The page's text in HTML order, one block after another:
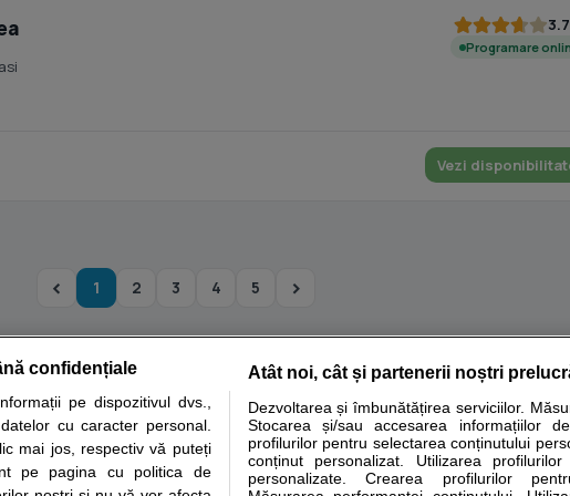
3.7
Programare
Vezi
1 2 3 4 5
Interpretare analize Specialitati medicale
orice alte informatii despre sanatate disponibile pe sfatulmedicului.ro au scop informativ si
si analizelor medicale. Va sfatuim, ca pe langa informatia primita pe sfatulmedicului.ro
in sistemul de programari la medic Clickmed.
confidențiale
pe dispozitivul dvs.,
cu caracter personal.
mai jos, respectiv vă puteți
pe pagina cu politica de
Atât noi, cât și partenerii noștri
Dezvoltarea și îmbunătățirea serviciilor.
Stocarea și/sau accesarea informațiilor
profilurilor pentru selectarea conținutului
conținut personalizat. Utilizarea
personalizate. Crearea profilurilor